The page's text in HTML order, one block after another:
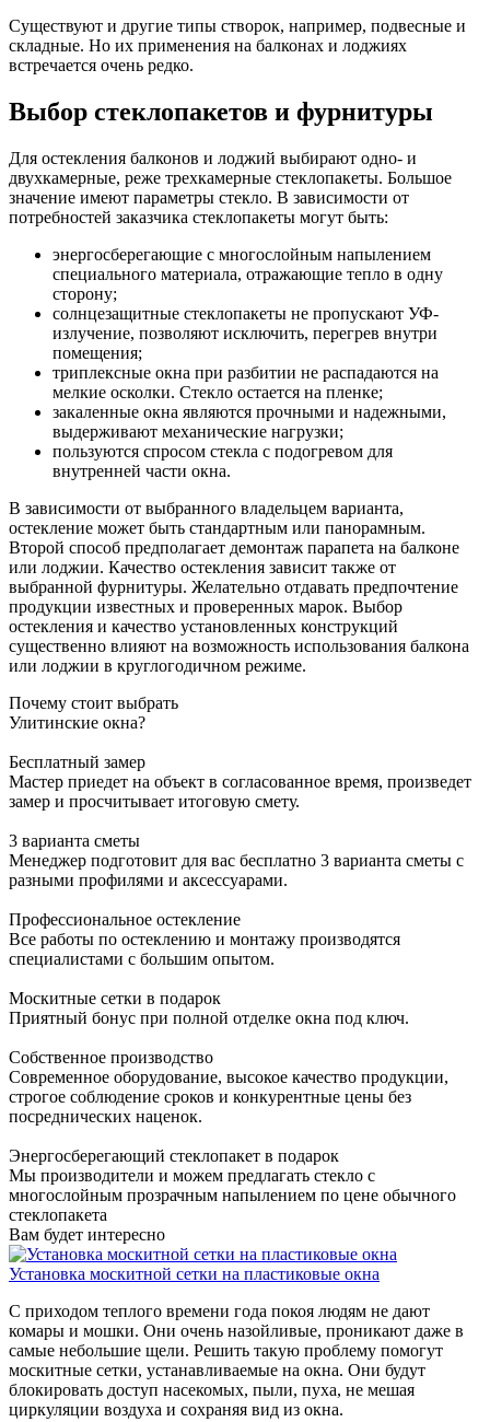
Существуют и другие типы створок, например, подвесные и
складные. Но их применения на балконах и лоджиях
встречается очень редко.
Выбор стеклопакетов и фурнитуры
Для остекления балконов и лоджий выбирают одно- и
двухкамерные, реже трехкамерные стеклопакеты. Большое
значение имеют параметры стекло. В зависимости от
потребностей заказчика стеклопакеты могут быть:
энергосберегающие с многослойным напылением
специального материала, отражающие тепло в одну
сторону;
солнцезащитные стеклопакеты не пропускают УФ-
излучение, позволяют исключить, перегрев внутри
помещения;
триплексные окна при разбитии не распадаются на
мелкие осколки. Стекло остается на пленке;
закаленные окна являются прочными и надежными,
выдерживают механические нагрузки;
пользуются спросом стекла с подогревом для
внутренней части окна.
В зависимости от выбранного владельцем варианта,
остекление может быть стандартным или панорамным.
Второй способ предполагает демонтаж парапета на балконе
или лоджии. Качество остекления зависит также от
выбранной фурнитуры. Желательно отдавать предпочтение
продукции известных и проверенных марок. Выбор
остекления и качество установленных конструкций
существенно влияют на возможность использования балкона
или лоджии в круглогодичном режиме.
Почему стоит выбрать
Улитинские окна?
Бесплатный замер
Мастер приедет на объект в согласованное время, произведет
замер и просчитывает итоговую смету.
3 варианта сметы
Менеджер подготовит для вас бесплатно 3 варианта сметы с
разными профилями и аксессуарами.
Профессиональное остекление
Все работы по остеклению и монтажу производятся
специалистами с большим опытом.
Москитные сетки в подарок
Приятный бонус при полной отделке окна под ключ.
Собственное производство
Современное оборудование, высокое качество продукции,
строгое соблюдение сроков и конкурентные цены без
посреднических наценок.
Энергосберегающий стеклопакет в подарок
Мы производители и можем предлагать стекло с
многослойным прозрачным напылением по цене обычного
стеклопакета
Вам будет интересно
Установка москитной сетки на пластиковые окна
С приходом теплого времени года покоя людям не дают
комары и мошки. Они очень назойливые, проникают даже в
самые небольшие щели. Решить такую проблему помогут
москитные сетки, устанавливаемые на окна. Они будут
блокировать доступ насекомых, пыли, пуха, не мешая
циркуляции воздуха и сохраняя вид из окна.